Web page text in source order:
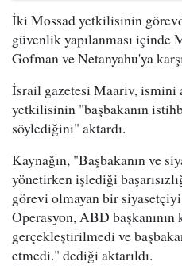
İki Mossad yetkilisinin
güvenlik yapılanması içinde
Gofman ve Netanyahu'ya
İsrail gazetesi Maariv, ismini
yetkilisinin "başbakanın
söylediğini" aktardı.
Kaynağın, "Başbakanın ve
yönetirken işlediği
görevi olmayan bir siyasetçiyi
Operasyon, ABD başkanının
gerçekleştirilmedi ve
etmedi." dediği aktarıldı.